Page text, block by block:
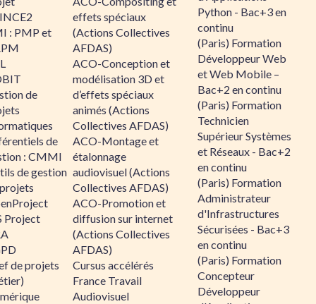
: PMP et
de
de
: CMMI
de gestion
Project
de projets
effets spéciaux
(Actions Collectives
AFDAS)
ACO-Conception et
modélisation 3D et
d’effets spéciaux
animés (Actions
Collectives AFDAS)
ACO-Montage et
étalonnage
audiovisuel (Actions
Collectives AFDAS)
ACO-Promotion et
diffusion sur internet
(Actions Collectives
AFDAS)
Cursus accélérés
France Travail
Audiovisuel
Python - Bac+3 en
continu
(Paris) Formation
Développeur Web
et Web Mobile –
Bac+2 en continu
(Paris) Formation
Technicien
Supérieur Systèmes
et Réseaux - Bac+2
en continu
(Paris) Formation
Administrateur
d'Infrastructures
Sécurisées - Bac+3
en continu
(Paris) Formation
Concepteur
Développeur